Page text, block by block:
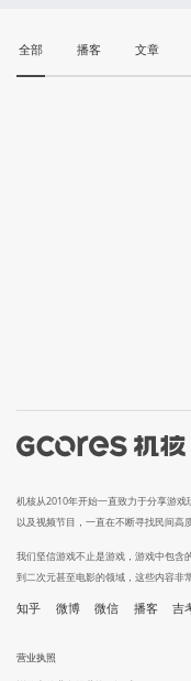
全部 播客 文章
机核从2010年开始一直致力于分享游
以及视频节目，一直在不断寻找民间高
我们坚信游戏不止是游戏，游戏中包含
到二次元甚至电影的领域，这些内容非
知乎 微博 微信 播客 吉
营业执照